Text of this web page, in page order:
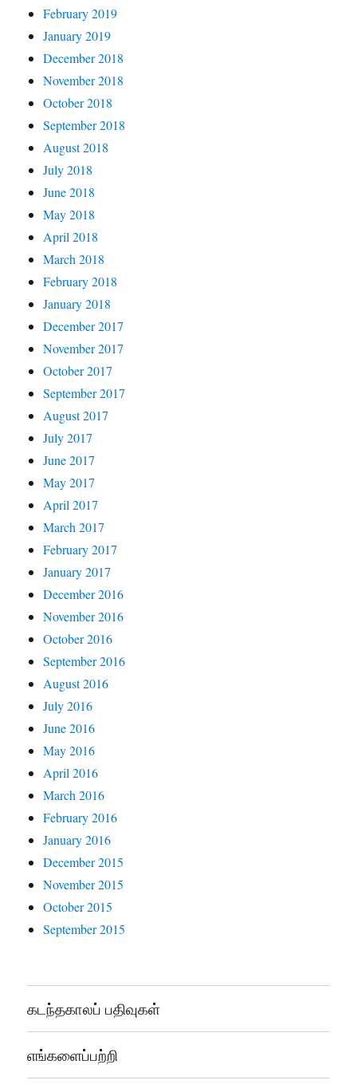
February 2019
January 2019
December 2018
November 2018
October 2018
September 2018
August 2018
July 2018
June 2018
May 2018
April 2018
March 2018
February 2018
January 2018
December 2017
November 2017
October 2017
September 2017
August 2017
July 2017
June 2017
May 2017
April 2017
March 2017
February 2017
January 2017
December 2016
November 2016
October 2016
September 2016
August 2016
July 2016
June 2016
May 2016
April 2016
March 2016
February 2016
January 2016
December 2015
November 2015
October 2015
September 2015
கடந்தகாலப் பதிவுகள்
எங்களைப்பற்றி